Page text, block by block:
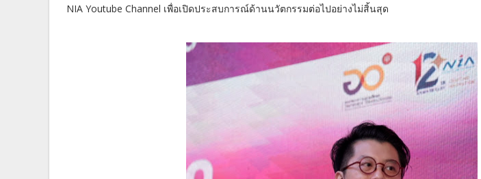
NIA Youtube Channel เพื่อเปิดประสบการณ์ด้านนวัตกรรมต่อไปอย่างไม่สิ้นสุด